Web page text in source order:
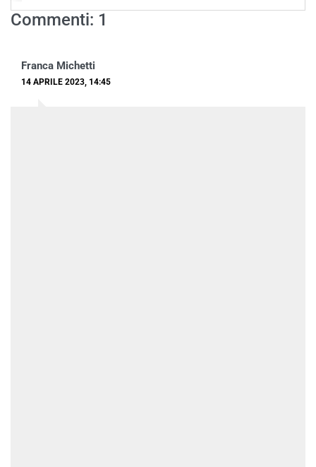
Commenti: 1
Franca Michetti
14 APRILE 2023, 14:45